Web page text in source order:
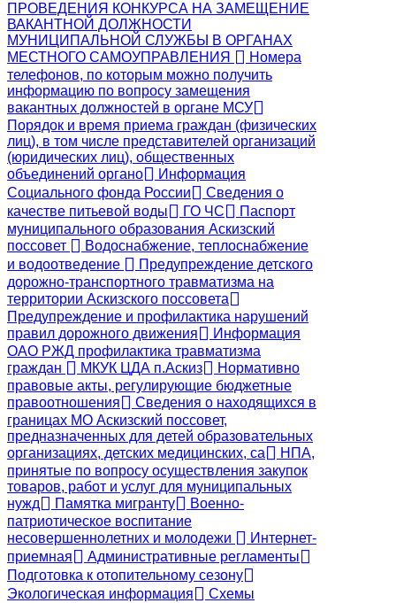
ПРОВЕДЕНИЯ КОНКУРСА НА ЗАМЕЩЕНИЕ
ВАКАНТНОЙ ДОЛЖНОСТИ
МУНИЦИПАЛЬНОЙ СЛУЖБЫ В ОРГАНАХ
МЕСТНОГО САМОУПРАВЛЕНИЯ
Номера
телефонов, по которым можно получить
информацию по вопросу замещения
вакантных должностей в органе МСУ
Порядок и время приема граждан (физических
лиц), в том числе представителей организаций
(юридических лиц), общественных
объединений органо
Информация
Социального фонда России
Сведения о
качестве питьевой воды
ГО ЧС
Паспорт
муниципального образования Аскизский
поссовет
Водоснабжение, теплоснабжение
и водоотведение
Предупреждение детского
дорожно-транспортного травматизма на
территории Аскизского поссовета
Предупреждение и профилактика нарушений
правил дорожного движения
Информация
ОАО РЖД профилактика травматизма
граждан
МКУК ЦДА п.Аскиз
Нормативно
правовые акты, регулирующие бюджетные
правоотношения
Сведения о находящихся в
границах МО Аскизский поссовет,
предназначенных для детей образовательных
организациях, детских медицинских, са
НПА,
принятые по вопросу осуществления закупок
товаров, работ и услуг для муниципальных
нужд
Памятка мигранту
Военно-
патриотическое воспитание
несовершеннолетних и молодежи
Интернет-
приемная
Административные регламенты
Подготовка к отопительному сезону
Экологическая информация
Схемы